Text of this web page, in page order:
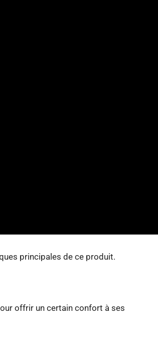
principales de ce produit.
offrir un certain confort à ses